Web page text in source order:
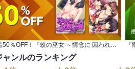
対象作品50％OFF！『蛟の巫女 ～情念に 囚われた男女は生まれ変わっても～』配信記念セール
ャンルのランキング